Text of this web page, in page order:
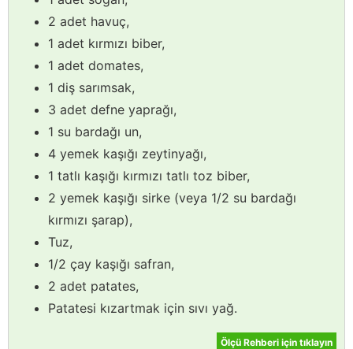
2 adet havuç,
1 adet kırmızı biber,
1 adet domates,
1 diş sarımsak,
3 adet defne yaprağı,
1 su bardağı un,
4 yemek kaşığı zeytinyağı,
1 tatlı kaşığı kırmızı tatlı toz biber,
2 yemek kaşığı sirke (veya 1/2 su bardağı
kırmızı şarap),
Tuz,
1/2 çay kaşığı safran,
2 adet patates,
Patatesi kızartmak için sıvı yağ.
Ölçü Rehberi için tıklayın